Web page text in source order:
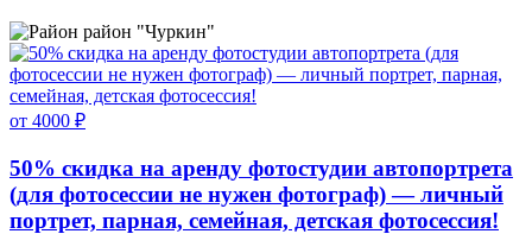
район "Чуркин"
от 4000 ₽
50% скидка на аренду фотостудии автопортрета
(для фотосессии не нужен фотограф) — личный
портрет, парная, семейная, детская фотосессия!